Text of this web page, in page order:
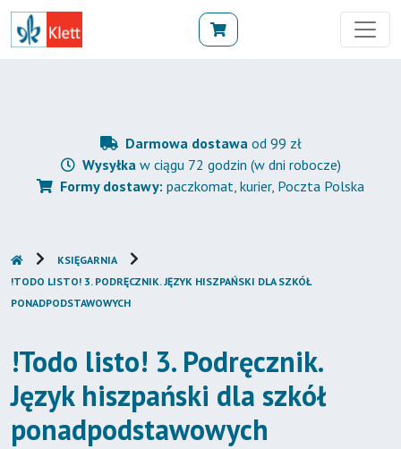
Darmowa dostawaod 99 zł
Wysyłkaw ciągu 72 godzin (w dni robocze)
Formy dostawy: paczkomat, kurier, Poczta Polska
KSIĘGARNIA
!TODO LISTO! 3. PODRĘCZNIK. JĘZYK HISZPAŃSKI DLA SZKÓŁ
PONADPODSTAWOWYCH
!Todo listo! 3. Podręcznik.
Język hiszpański dla szkół
ponadpodstawowych